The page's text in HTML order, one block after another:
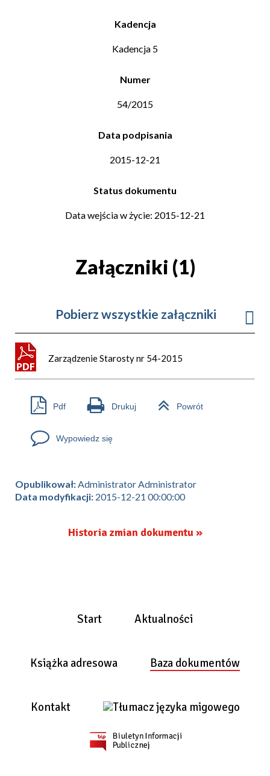
Kadencja
Kadencja 5
Numer
54/2015
Data podpisania
2015-12-21
Status dokumentu
Data wejścia w życie: 2015-12-21
Załączniki (1)
Pobierz wszystkie załączniki
Zarządzenie Starosty nr 54-2015
Pdf Drukuj Powrót
Wypowiedz się
Opublikował:Administrator Administrator
Data modyfikacji: 2015-12-21 00:00:00
Historia zmian dokumentu »
Start Aktualności
Książka adresowa Baza dokumentów
Kontakt